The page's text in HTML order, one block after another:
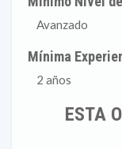
Avanzado
Mínima
2 años
ESTA